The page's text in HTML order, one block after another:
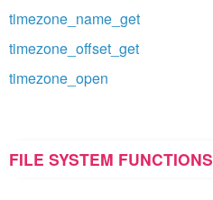
timezone_name_get
timezone_offset_get
timezone_open
FILE SYSTEM FUNCTIONS